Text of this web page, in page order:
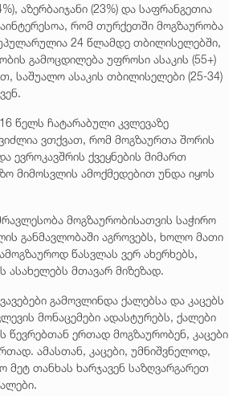
აზერბაიჯანი (23%) და საფრანგეთია
რომ თურქეთში მოგზაურობა
24 წლამდე თბილისელებში,
გამოცდილება უფროსი ასაკის (55+)
საშუალო ასაკის თბილისელები (25-34)
წელს ჩატარაბული კვლევაზე
ვთქვათ, რომ მოგზაურთა შორის
ევროკავშრის ქვეყნების მიმართ
მიმოსვლის ამოქმედებით უნდა იყოს
მოგზაურობისათვის საჭირო
განმავლობაში აგროვებს, ხოლო მათი
წასვლას ვერ ახერხებს,
მთავარ მიზეზად.
გამოვლინდა ქალებსა და კაცებს
მონაცემები ადასტურებს, ქალები
წევრებთან ერთად მოგზაურობენ, კაცები
ამასთან, კაცები, უმნიშვნელოდ,
მეტ თანხას ხარჯავენ საზღვარგარეთ